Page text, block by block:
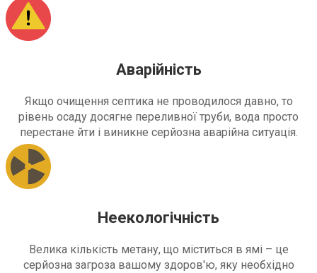
Аварійність
Якщо очищення септика не проводилося давно, то
рівень осаду досягне переливної труби, вода просто
перестане йти і виникне серйозна аварійна ситуація.
Неекологічність
Велика кількість метану, що міститься в ямі – це
серйозна загроза вашому здоров'ю, яку необхідно